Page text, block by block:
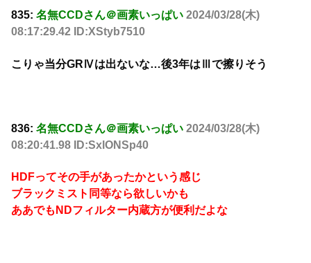
835: 名無CCDさん＠画素いっぱい 2024/03/28(木)
08:17:29.42 ID:XStyb7510
こりゃ当分GRⅣは出ないな…後3年はⅢで擦りそう
836: 名無CCDさん＠画素いっぱい 2024/03/28(木)
08:20:41.98 ID:SxlONSp40
HDFってその手があったかという感じ
ブラックミスト同等なら欲しいかも
ああでもNDフィルター内蔵方が便利だよな